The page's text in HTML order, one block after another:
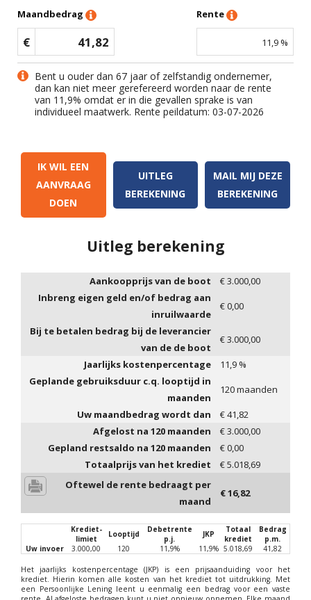
Maandbedrag
€ 41,82
Rente
11,9 %
Bent u ouder dan 67 jaar of zelfstandig ondernemer,
dan kan niet meer gerefereerd worden naar de rente
van 11,9% omdat er in die gevallen sprake is van
individueel maatwerk. Rente peildatum: 03-07-2026
IK WIL EEN
AANVRAAG
DOEN
UITLEG
BEREKENING
MAIL MIJ DEZE
BEREKENING
Uitleg berekening
Aankoopprijs van de boot €3.000,00
Inbreng eigen geld en/of bedrag aan
inruilwaarde
€0,00
Bij te betalen bedrag bij de leverancier
van de de boot
€3.000,00
Jaarlijks kostenpercentage
11,9 %
Geplande gebruiksduur c.q. looptijd in
maanden
120maanden
Uw maandbedrag wordt dan
€41,82
Afgelost na 120 maanden €3.000,00
Gepland restsaldo na 120 maanden €0,00
Totaalprijs van het krediet
€5.018,69
Oftewel de rente bedraagt per
maand
€16,82
Krediet-
limiet
Looptijd
Debetrente
p.j.
JKP
Totaal
krediet
Bedrag
p.m.
Uw invoer
3.000,00 120 11,9% 11,9% 5.018,69 41,82
Het jaarlijks kostenpercentage (JKP) is een prijsaanduiding voor het
krediet. Hierin komen alle kosten van het krediet tot uitdrukking. Met
een Persoonlijke Lening leent u eenmalig een bedrag voor een vaste